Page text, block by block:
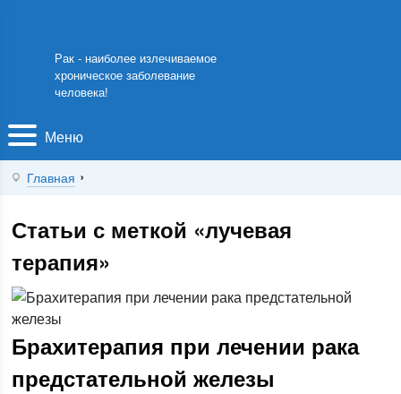
Рак - наиболее излечиваемое
хроническое заболевание
человека!
Меню
Главная
Статьи с меткой «лучевая
терапия»
Брахитерапия при лечении рака
предстательной железы